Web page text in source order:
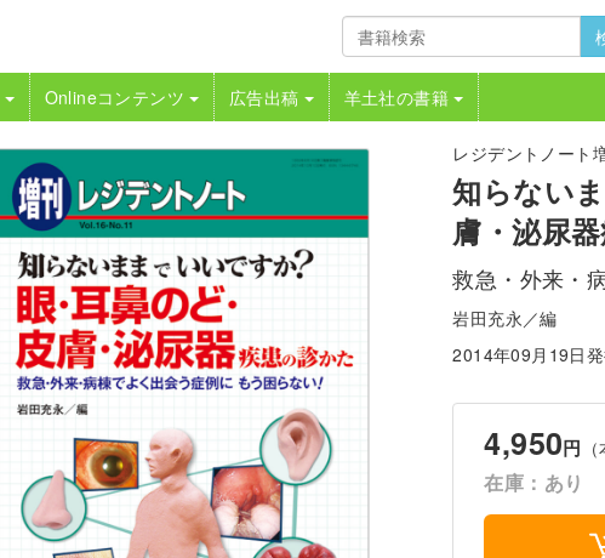
Onlineコンテンツ 広告出稿 羊土社の書籍
レジデントノート
知らない
膚・泌尿
救急・外来・
岩田充永／編
2014年09月19日
4,950円
在庫：あり